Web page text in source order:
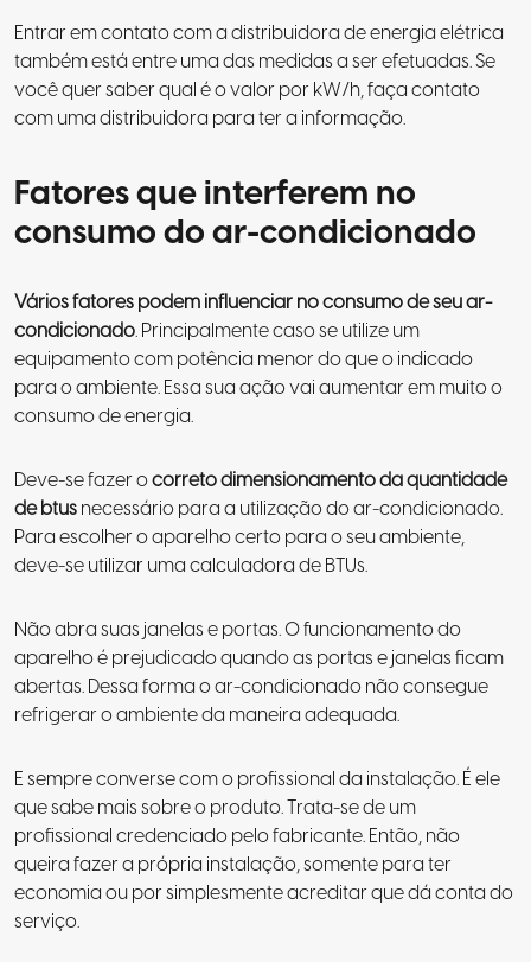
Entrar em contato com a distribuidora de energia elétrica
também está entre uma das medidas a ser efetuadas. Se
você quer saber qual é o valor por kW/h, faça contato
com uma distribuidora para ter a informação.
Fatores que interferem no
consumo do ar-condicionado
Vários fatores podem influenciar no consumo de seu ar-
condicionado. Principalmente caso se utilize um
equipamento com potência menor do que o indicado
para o ambiente. Essa sua ação vai aumentar em muito o
consumo de energia.
Deve-se fazer ocorreto dimensionamento da quantidade
de btusnecessário para a utilização do ar-condicionado.
Para escolher o aparelho certo para o seu ambiente,
deve-se utilizar uma calculadora de BTUs.
Não abra suas janelas e portas. O funcionamento do
aparelho é prejudicado quando as portas e janelas ficam
abertas. Dessa forma o ar-condicionado não consegue
refrigerar o ambiente da maneira adequada.
E sempre converse com o profissional da instalação. É ele
que sabe mais sobre o produto. Trata-se de um
profissional credenciado pelo fabricante. Então, não
queira fazer a própria instalação, somente para ter
economia ou por simplesmente acreditar que dá conta do
serviço.